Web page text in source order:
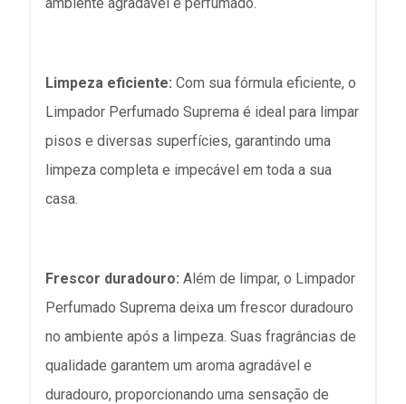
Limpeza eficiente: Com sua fórmula eficiente, o
Limpador Perfumado Suprema é ideal para limpar
pisos e diversas superfícies, garantindo uma
limpeza completa e impecável em toda a sua
casa.
Frescor duradouro: Além de limpar, o Limpador
Perfumado Suprema deixa um frescor duradouro
no ambiente após a limpeza. Suas fragrâncias de
qualidade garantem um aroma agradável e
duradouro, proporcionando uma sensação de